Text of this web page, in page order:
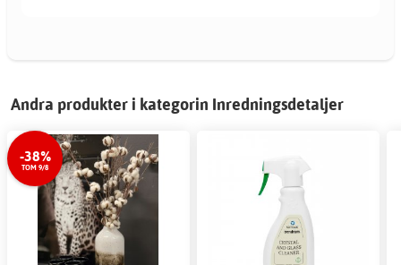
Andra produkter i kategorin Inredningsdetaljer
-38%
TOM 9/8